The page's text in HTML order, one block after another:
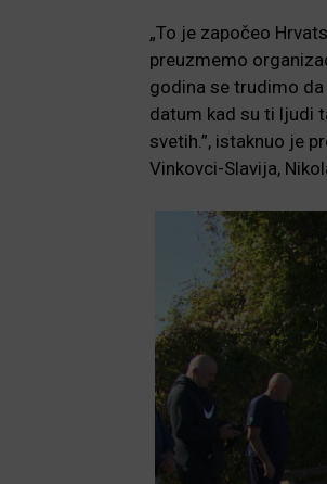
„To je započeo
preuzmemo
godina se trudimo
datum kad su ti ljudi
svetih.”, istaknuo je
Vinkovci-Slavija,